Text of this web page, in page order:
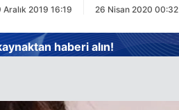
Aralık 2019 16:19
26 Nisan 2020 00:32
haberi alın!